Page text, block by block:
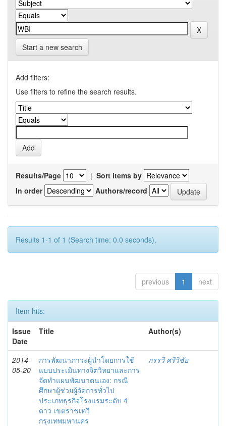
Start a new search
Add filters:
Use filters to refine the search results.
Results/Page | Sort items by
In order
Authors/record
Results 1-1 of 1 (Search time: 0.0 seconds).
previous 1 next
Item hits:
Issue
Date
Title Author(s)
2014-
05-20
การพัฒนาภาวะผู้นำโดยการใช้
แบบประเมินทางจิตวิทยาและการ
จัดทำแผนพัฒนาตนเอง: กรณี
ศึกษาผู้ช่วยผู้จัดการทั่วไป
ประเภทธุรกิจโรงแรมระดับ 4
ดาว เขตราชเทวี
กรุงเทพมหานคร
กรรวี ศรีวิชัย